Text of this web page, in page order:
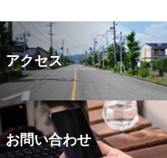
アクセス
お問い合わせ